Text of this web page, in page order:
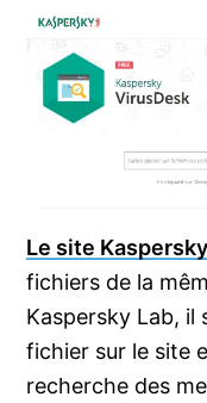
Le site
fichiers de la
Kaspersky Lab, il
fichier sur le site
recherche des